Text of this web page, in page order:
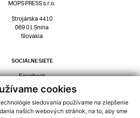
cookies
sledovania používame na zlepšenie
našich webových stránok, na to, aby sme
MOPS PRESS s.r.o.
Strojárska 4410
069 01 Snina
Slovakia
SOCIÁLNE SIETE
Facebook
NAVIGÁCIA